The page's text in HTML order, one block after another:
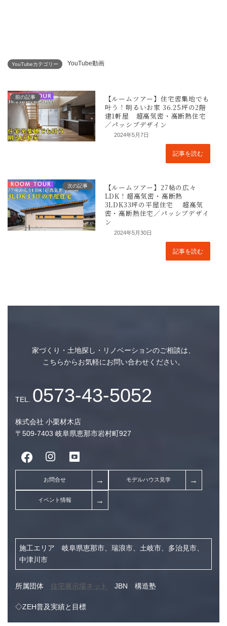
YouTubeカテゴリー YouTube動画
前の記事
2024年5月7日
記事を読む
次の記事
2024年5月30日
記事を読む
家づくり・土地探し・リノベーションのご相談は、
こちらからお気軽にお問い合わせください。
株式会社 小栗材木店
〒509-7403 岐阜県恵那市岩村町927
施工エリア 岐阜県恵那市、瑞浪市、土岐市、多治見市、
中津川市
所属団体 住宅展示場ネット JBN 構造塾
◇ZEH普及実績と目標